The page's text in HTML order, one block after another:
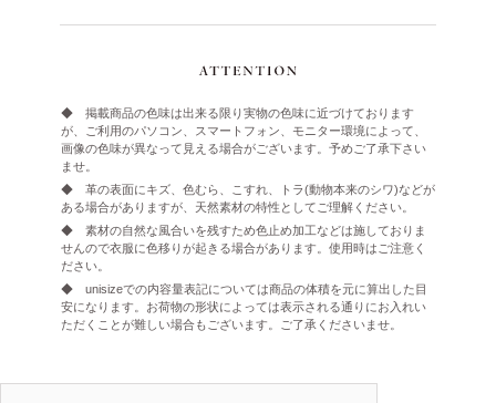
◆ 掲載商品の色味は出来る限り実物の色味に近づけております
が、ご利用のパソコン、スマートフォン、モニター環境によって、
画像の色味が異なって見える場合がございます。予めご了承下さい
ませ。
◆ 革の表面にキズ、色むら、こすれ、トラ(動物本来のシワ)などが
ある場合がありますが、天然素材の特性としてご理解ください。
◆ 素材の自然な風合いを残すため色止め加工などは施しておりま
せんので衣服に色移りが起きる場合があります。使用時はご注意く
ださい。
◆ unisizeでの内容量表記については商品の体積を元に算出した目
安になります。お荷物の形状によっては表示される通りにお入れい
ただくことが難しい場合もございます。ご了承くださいませ。